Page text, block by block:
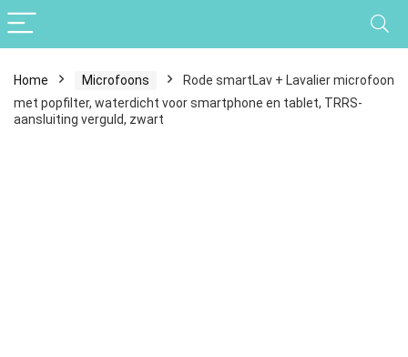
Home Microfoons
Rode smartLav + Lavalier microfoon
met popfilter, waterdicht voor smartphone en tablet, TRRS-
aansluiting verguld, zwart